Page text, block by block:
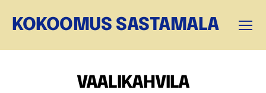
KOKOOMUS SASTAMALA
VAALIKAHVILA